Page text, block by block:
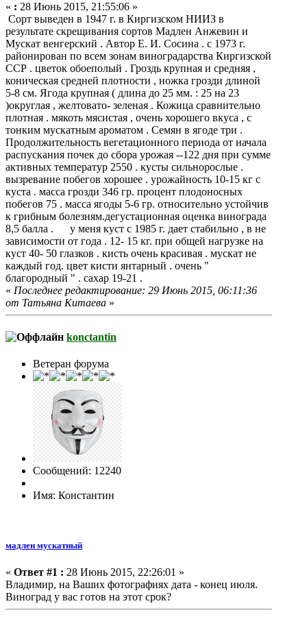
« : 28 Июнь 2015, 21:55:06 »
Сорт выведен в 1947 г. в Киргизском НИИЗ в
результате скрещивания сортов Мадлен Анжевин и
Мускат венгерский . Автор Е. И. Сосина . с 1973 г.
районирован по всем зонам виноградарства Киргизской
ССР . цветок обоеполый . Гроздь крупная и средняя ,
коническая средней плотности , ножка грозди длиной
5-8 см. Ягода крупная ( длина до 25 мм. : 25 на 23
)округлая , желтовато- зеленая . Кожица сравнительно
плотная . мякоть мясистая , очень хорошего вкуса , с
тонким мускатным ароматом . Семян в ягоде три .
Продолжительность вегетационного периода от начала
распускания почек до сбора урожая --122 дня при сумме
активных температур 2550 . кусты сильнорослые .
вызревание побегов хорошее . урожайность 10-15 кг с
куста . масса грозди 346 гр. процент плодоносных
побегов 75 . масса ягоды 5-6 гр. относительно устойчив
к грибным болезням.дегустационная оценка винограда
8,5 балла . у меня куст с 1985 г. дает стабильно , в не
зависимости от года . 12- 15 кг. при общей нагрузке на
куст 40- 50 глазков . кисть очень красивая . мускат не
каждый год. цвет кисти янтарный . очень "
благородный " . сахар 19-21 .
« Последнее редактирование: 29 Июнь 2015, 06:11:36
от Татьяна Китаева »
konctantin
Ветеран форума
Сообщений: 12240
Имя: Константин
мадлен мускатный
« Ответ #1 : 28 Июнь 2015, 22:26:01 »
Владимир, на Ваших фотографиях дата - конец июля.
Виноград у вас готов на этот срок?